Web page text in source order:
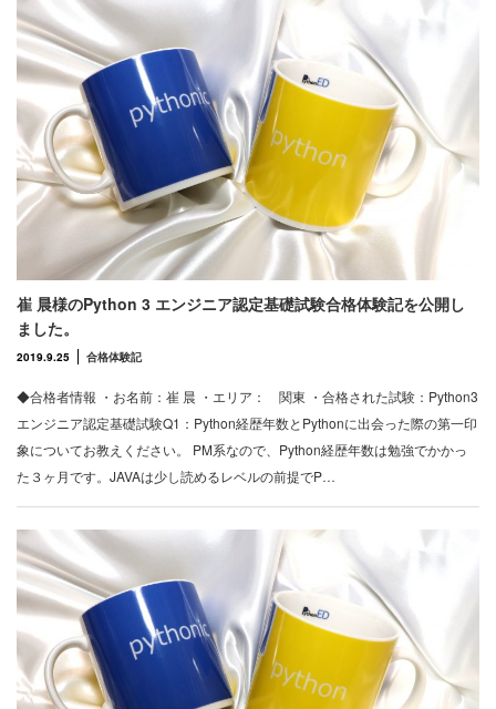
崔 晨様のPython 3 エンジニア認定基礎試験合格体験記を公開し
ました。
2019.9.25 合格体験記
◆合格者情報 ・お名前：崔 晨 ・エリア： 関東 ・合格された試験：Python3
エンジニア認定基礎試験Q1：Python経歴年数とPythonに出会った際の第一印
象についてお教えください。 PM系なので、Python経歴年数は勉強でかかっ
た３ヶ月です。JAVAは少し読めるレベルの前提でP…